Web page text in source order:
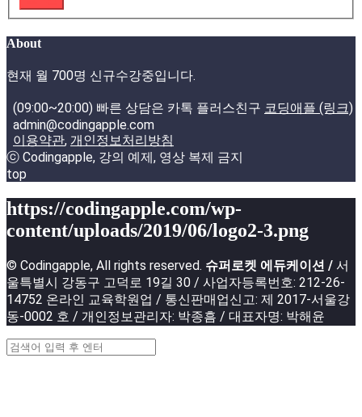
About
현재 월 700명 신규수강중입니다.
(09:00~20:00) 빠른 상담은 카톡 플러스친구 코딩애플 (링크)
admin@codingapple.com
이용약관, 개인정보처리방침
ⓒ Codingapple, 강의 예제, 영상 복제 금지
top
https://codingapple.com/wp-
content/uploads/2019/06/logo2-3.png
© Codingapple, All rights reserved. 슈퍼로켓 에듀케이션 / 서
울특별시 강동구 고덕로 19길 30 / 사업자등록번호: 212-26-
14752 온라인 교육학원업 / 통신판매업신고: 제 2017-서울강
동-0002 호 / 개인정보관리자: 박종흠 / 대표자명: 박해윤